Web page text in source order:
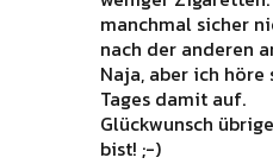
manchmal sicher
nach der anderen
Naja, aber ich höre
Tages damit auf.
Glückwunsch
bist! ;-)